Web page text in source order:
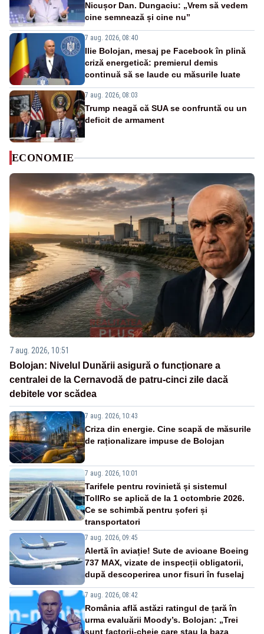
Nicușor Dan. Dungaciu: „Vrem să vedem
cine semnează și cine nu”
7 aug. 2026, 08:40
Ilie Bolojan, mesaj pe Facebook în plină
criză energetică: premierul demis
continuă să se laude cu măsurile luate
7 aug. 2026, 08:03
Trump neagă că SUA se confruntă cu un
deficit de armament
ECONOMIE
7 aug. 2026, 10:51
Bolojan: Nivelul Dunării asigură o funcționare a
centralei de la Cernavodă de patru-cinci zile dacă
debitele vor scădea
7 aug. 2026, 10:43
Criza din energie. Cine scapă de măsurile
de raționalizare impuse de Bolojan
7 aug. 2026, 10:01
Tarifele pentru rovinietă și sistemul
TollRo se aplică de la 1 octombrie 2026.
Ce se schimbă pentru șoferi și
transportatori
7 aug. 2026, 09:45
Alertă în aviație! Sute de avioane Boeing
737 MAX, vizate de inspecții obligatorii,
după descoperirea unor fisuri în fuselaj
7 aug. 2026, 08:42
România află astăzi ratingul de țară în
urma evaluării Moody’s. Bolojan: „Trei
sunt factorii-cheie care stau la baza